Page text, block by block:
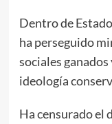
Dentro de
ha perseguido
sociales
ideología
Ha censurado el